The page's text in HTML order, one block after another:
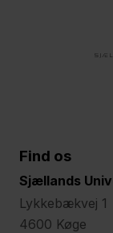
Find os
Sjællands
Lykkebækvej 1
4600 Køge